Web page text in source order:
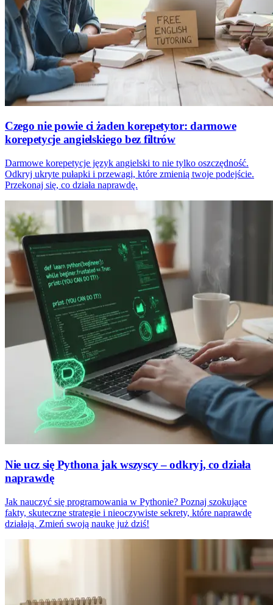
Czego nie powie ci żaden korepetytor: darmowe
korepetycje angielskiego bez filtrów
Darmowe korepetycje język angielski to nie tylko oszczędność.
Odkryj ukryte pułapki i przewagi, które zmienią twoje podejście.
Przekonaj się, co działa naprawdę.
Nie ucz się Pythona jak wszyscy – odkryj, co działa
naprawdę
Jak nauczyć się programowania w Pythonie? Poznaj szokujące
fakty, skuteczne strategie i nieoczywiste sekrety, które naprawdę
działają. Zmień swoją naukę już dziś!